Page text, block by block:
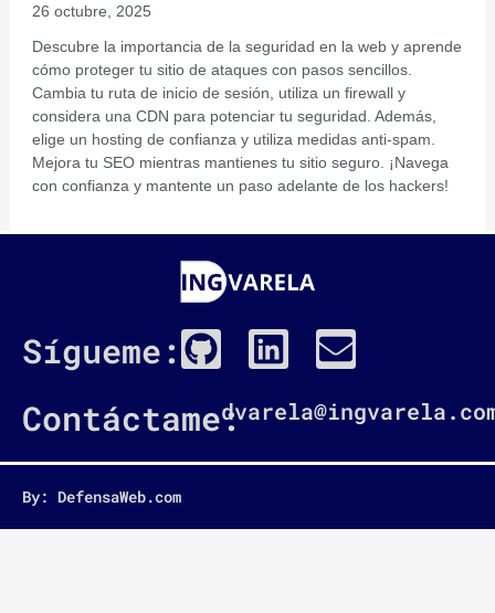
26 octubre, 2025
Descubre la importancia de la seguridad en la web y aprende
cómo proteger tu sitio de ataques con pasos sencillos.
Cambia tu ruta de inicio de sesión, utiliza un firewall y
considera una CDN para potenciar tu seguridad. Además,
elige un hosting de confianza y utiliza medidas anti-spam.
Mejora tu SEO mientras mantienes tu sitio seguro. ¡Navega
con confianza y mantente un paso adelante de los hackers!
Sígueme:
G
i
t
h
u
L
i
n
e
E
n
v
l
Contáctame:
By: DefensaWeb.com